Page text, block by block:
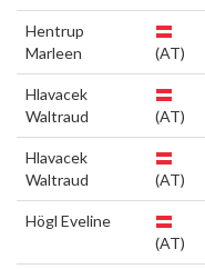
Hentrup
Marleen
(AT)
Hlavacek
Waltraud
(AT)
Hlavacek
Waltraud
(AT)
Högl Eveline
(AT)